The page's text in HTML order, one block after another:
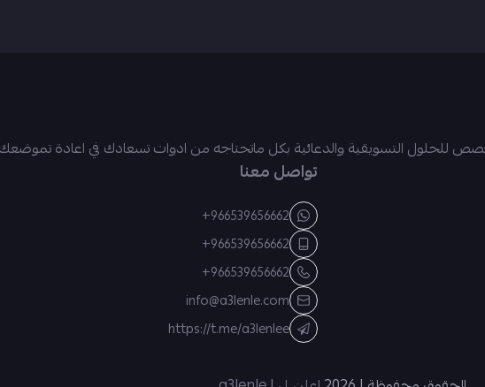
للحلول التسويقية والدعائية بكل ماتحتاجه من ادوات تسعادك في اعادة تموضعك
تواصل معنا
+966539656662
+966539656662
+966539656662
info@a3lenle.com
https://t.me/a3lenlee